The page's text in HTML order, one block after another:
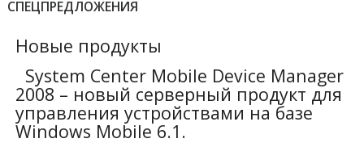
СПЕЦПРЕДЛОЖЕНИЯ
Новые продукты
System Center Mobile Device Manager
2008 – новый серверный продукт для
управления устройствами на базе
Windows Mobile 6.1.